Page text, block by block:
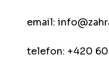
email:
telefon: +420